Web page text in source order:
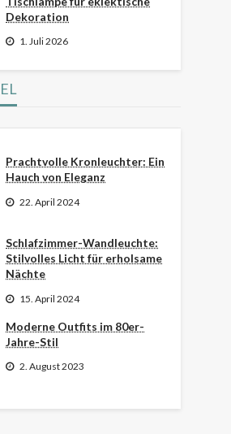
Dekoration
1. Juli 2026
Prachtvolle Kronleuchter: Ein
Hauch von Eleganz
22. April 2024
Schlafzimmer-Wandleuchte:
Stilvolles Licht für erholsame
Nächte
15. April 2024
Moderne Outfits im 80er-
Jahre-Stil
2. August 2023